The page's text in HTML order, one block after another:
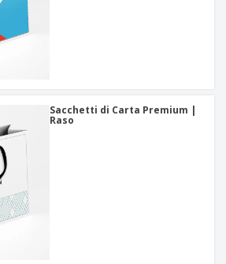
Sacchetti di Carta Premium |
Raso